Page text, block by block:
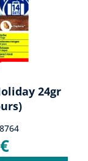
24gr